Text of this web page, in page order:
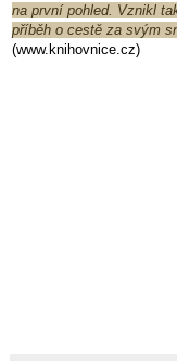
na první pohled. Vznikl
příběh o cestě za svým
(www.knihovnice.cz)